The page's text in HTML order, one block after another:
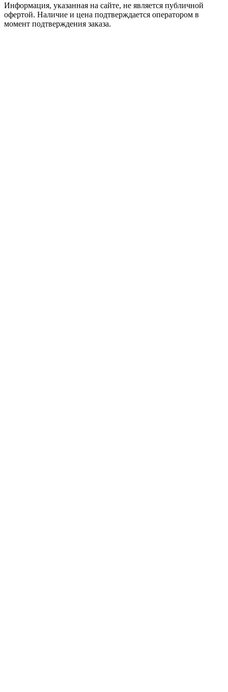
Информация, указанная на сайте, не является публичной
офертой. Наличие и цена подтверждается оператором в
момент подтверждения заказа.